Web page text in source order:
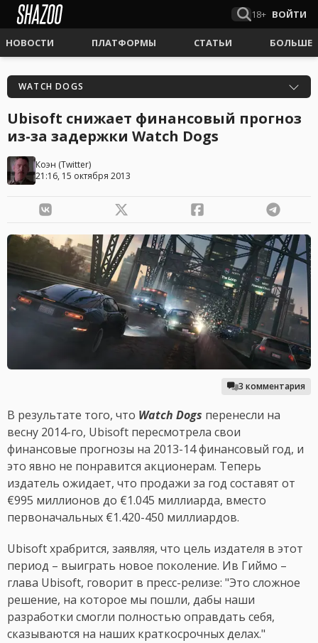
18+ ВОЙТИ
НОВОСТИ ПЛАТФОРМЫ СТАТЬИ БОЛЬШЕ
WATCH DOGS
Ubisoft снижает финансовый прогноз
из-за задержки Watch Dogs
Коэн (Twitter)
21:16, 15 октября 2013
3 комментария
В результате того, что Watch Dogs перенесли на
весну 2014-го, Ubisoft пересмотрела свои
финансовые прогнозы на 2013-14 финансовый год, и
это явно не понравится акционерам. Теперь
издатель ожидает, что продажи за год составят от
€995 миллионов до €1.045 миллиарда, вместо
первоначальных €1.420-450 миллиардов.
Ubisoft храбрится, заявляя, что цель издателя в этот
период – выиграть новое поколение. Ив Гиймо –
глава Ubisoft, говорит в пресс-релизе: "Это сложное
решение, на которое мы пошли, дабы наши
разработки смогли полностью оправдать себя,
сказываются на наших краткосрочных делах."